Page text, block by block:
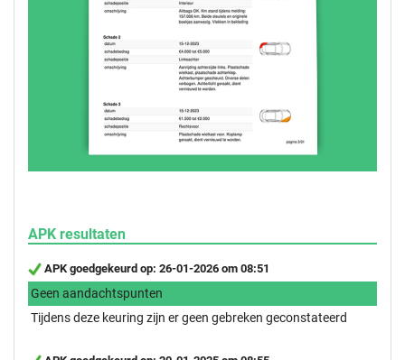
APK resultaten
APK goedgekeurd op: 26-01-2026 om 08:51
Geen aandachtspunten
Tijdens deze keuring zijn er geen gebreken geconstateerd